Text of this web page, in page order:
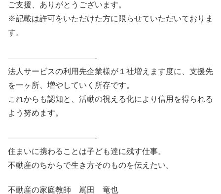
ご支援、ありがとうございます。
※記載は許可をいただけた方に限らせていただいておりま
す。
———————————-
法人サービスの利用先企業様が１社増えます度に、支援先
を一ヶ所、増やしていく所存です。
これからも認知と、活動の視える化により信用を得られる
よう努めます。
———————————-
住まいに携わることは子ども達に残す仕事。
不動産のちからで生き方そのものを伝えたい。
不動産の家庭教師 嶌田 竜也